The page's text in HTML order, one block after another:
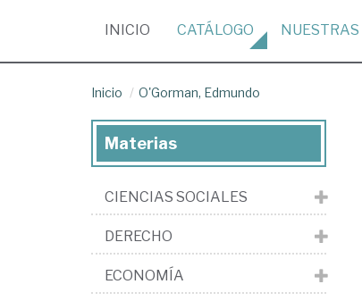
INICIO (CURRENT)
CATÁLOGO NUESTRAS
Inicio O'Gorman, Edmundo
Materias
CIENCIAS SOCIALES
DERECHO
ECONOMÍA